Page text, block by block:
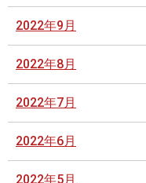
2022年9月
2022年8月
2022年7月
2022年6月
2022年5月